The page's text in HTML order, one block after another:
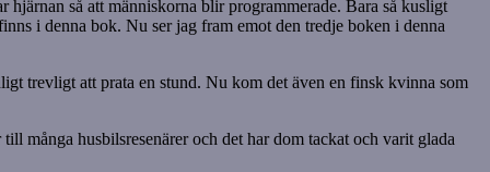
så att människorna blir programmerade. Bara så kusligt
i denna bok. Nu ser jag fram emot den tredje boken i denna
trevligt att prata en stund. Nu kom det även en finsk kvinna som
många husbilsresenärer och det har dom tackat och varit glada